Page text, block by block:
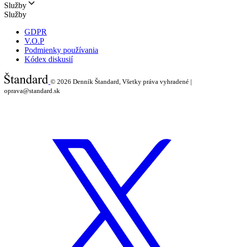
Služby
Služby
GDPR
V.O.P
Podmienky používania
Kódex diskusií
© 2026 Denník Štandard, Všetky práva vyhradené |
oprava@standard.sk